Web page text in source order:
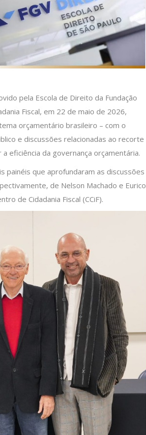
pela Escola de Direito da Fundação
Fiscal, em 22 de maio de 2026,
orçamentário brasileiro – com o
e discussões relacionadas ao recorte
eficiência da governança orçamentária.
painéis que aprofundaram as discussões
de Nelson Machado e Eurico
de Cidadania Fiscal (CCiF).